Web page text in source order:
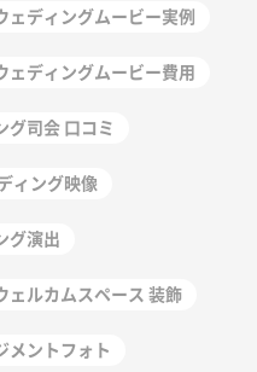
ェディングムービー実例
ェディングムービー費用
グ司会 口コミ
ィング映像
グ演出
ェルカムスペース 装飾
メントフォト